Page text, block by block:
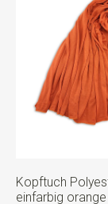
Kopftuch
einfarbig orange